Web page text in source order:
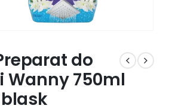
do
Wanny 750ml